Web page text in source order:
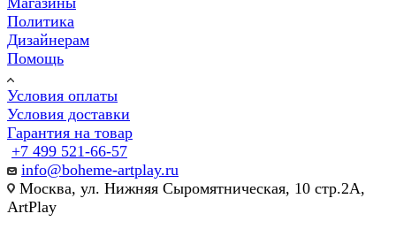
Политика
Дизайнерам
Помощь
Условия оплаты
Условия доставки
Гарантия на товар
+7 499 521-66-57
info@boheme-artplay.ru
Москва, ул. Нижняя Сыромятническая, 10 стр.2А,
ArtPlay